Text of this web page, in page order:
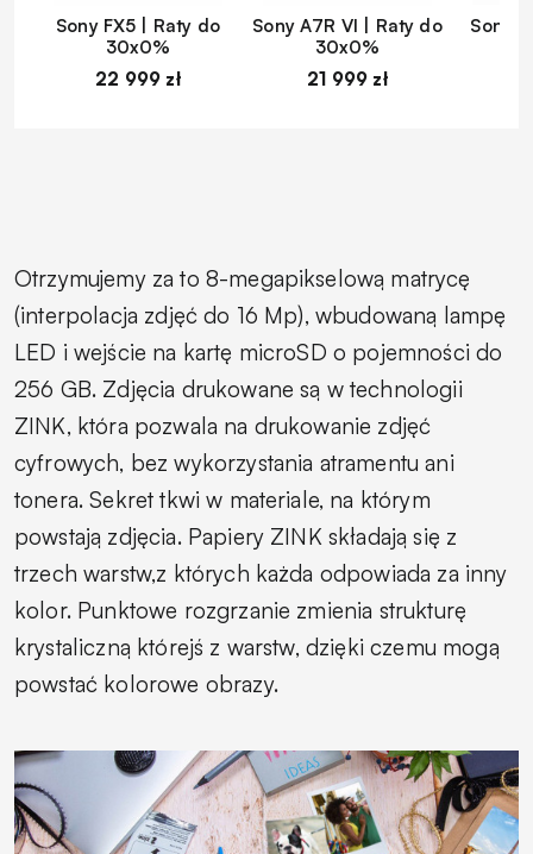
Sony FX5 | Raty do
30x0%
22 999 zł
Sony A7R VI | Raty do
30x0%
21 999 zł
Sony
Otrzymujemy za to 8-megapikselową matrycę
(interpolacja zdjęć do 16 Mp), wbudowaną lampę
LED i wejście na kartę microSD o pojemności do
256 GB. Zdjęcia drukowane są w technologii
ZINK, która pozwala na drukowanie zdjęć
cyfrowych, bez wykorzystania atramentu ani
tonera. Sekret tkwi w materiale, na którym
powstają zdjęcia. Papiery ZINK składają się z
trzech warstw,z których każda odpowiada za inny
kolor. Punktowe rozgrzanie zmienia strukturę
krystaliczną którejś z warstw, dzięki czemu mogą
powstać kolorowe obrazy.